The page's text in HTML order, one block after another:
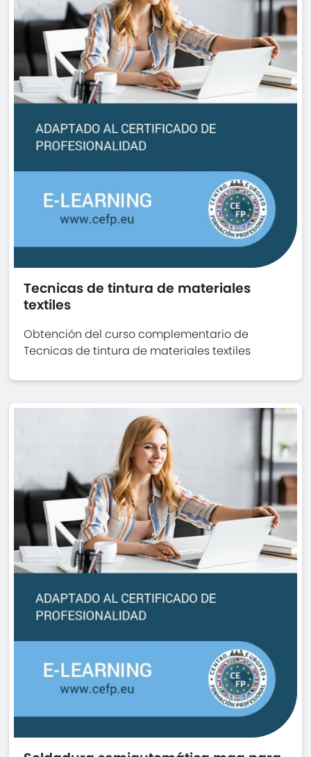
Tecnicas de tintura de materiales
textiles
Obtención del curso complementario de
Tecnicas de tintura de materiales textiles